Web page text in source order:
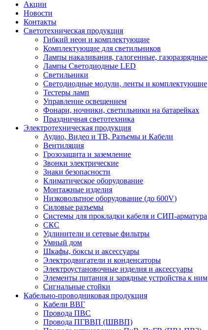
Акции
Новости
Контакты
Светотехническая продукция
Гибкий неон и комплектующие
Комплектующие для светильников
Лампы накаливания, галогенные, газоразрядные
Лампы Светодиодные LED
Светильники
Светодиодные модули, ленты и комплектующие
Тестеры ламп
Управление освещением
Фонари, ночники, светильники на батарейках
Праздничная светотехника
Электротехническая продукция
Аудио, Видео и ТВ, Разъемы и Кабели
Вентиляция
Грозозащита и заземление
Звонки электрические
Знаки безопасности
Климатическое оборудование
Монтажные изделия
Низковольтное оборудование (до 600V)
Силовые разъемы
Системы для прокладки кабеля и СИП-арматура
СКС
Удлинители и сетевые фильтры
Умный дом
Шкафы, боксы и аксессуары
Электродвигатели и конденсаторы
Электроустановочные изделия и аксессуары
Элементы питания и зарядные устройства к ним
Сигнальные стойки
Кабельно-проводниковая продукция
Кабели ВВГ
Провода ПВС
Провода ПГВВП (ШВВП)